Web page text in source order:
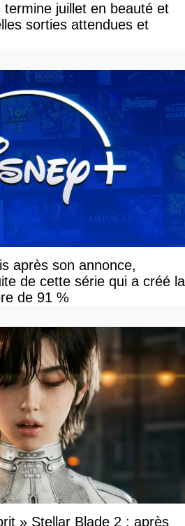
juillet en beauté et
sorties attendues et
après son annonce,
de cette série qui a créé la
de 91 %
» Stellar Blade 2 : après